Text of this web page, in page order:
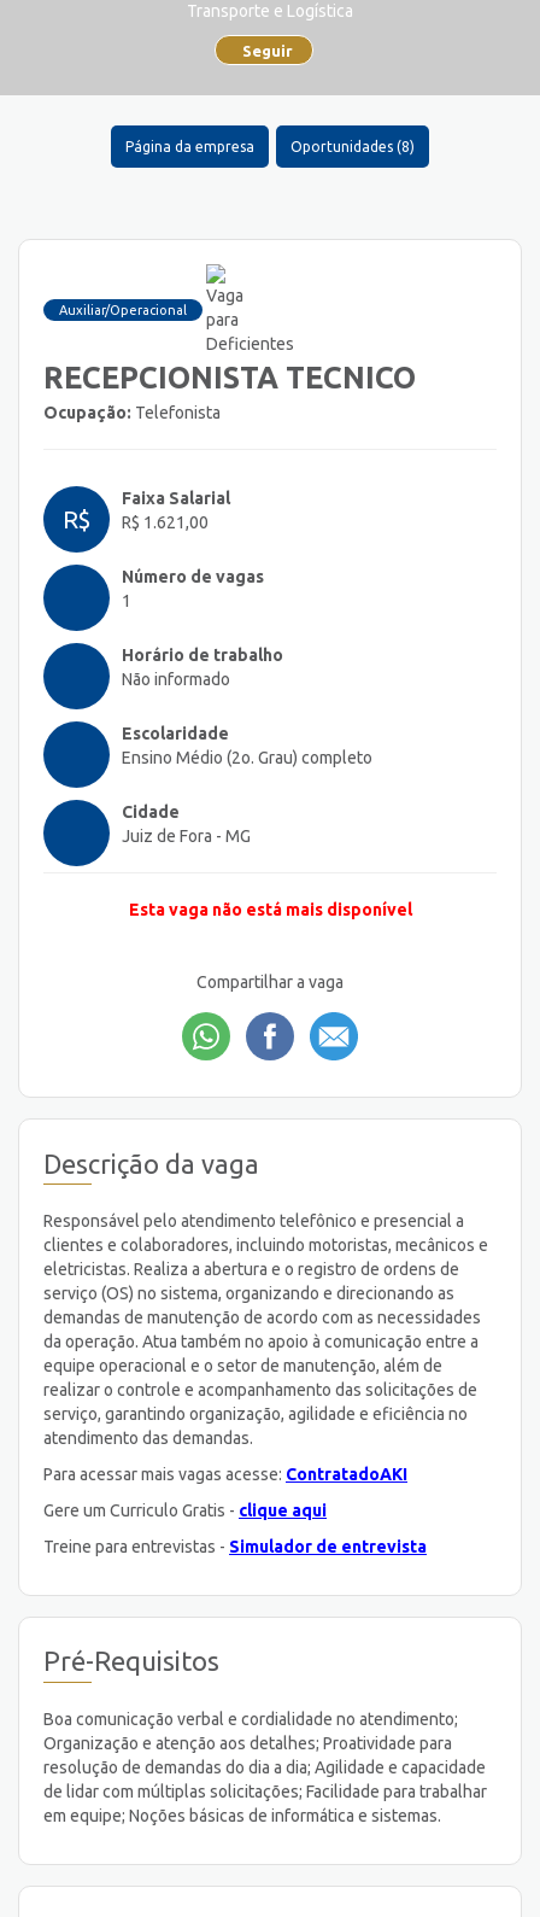
Transporte e Logística
Seguir
Página da empresa Oportunidades (8)
Auxiliar/Operacional
RECEPCIONISTA TECNICO
Ocupação: Telefonista
R$
Faixa Salarial
R$ 1.621,00
Número de vagas
1
Horário de trabalho
Não informado
Escolaridade
Ensino Médio (2o. Grau) completo
Cidade
Juiz de Fora - MG
Esta vaga não está mais disponível
Compartilhar a vaga
Descrição da vaga
Responsável pelo atendimento telefônico e presencial a
clientes e colaboradores, incluindo motoristas, mecânicos e
eletricistas. Realiza a abertura e o registro de ordens de
serviço (OS) no sistema, organizando e direcionando as
demandas de manutenção de acordo com as necessidades
da operação. Atua também no apoio à comunicação entre a
equipe operacional e o setor de manutenção, além de
realizar o controle e acompanhamento das solicitações de
serviço, garantindo organização, agilidade e eficiência no
atendimento das demandas.
Para acessar mais vagas acesse: ContratadoAKI
Gere um Curriculo Gratis - clique aqui
Treine para entrevistas - Simulador de entrevista
Pré-Requisitos
Boa comunicação verbal e cordialidade no atendimento;
Organização e atenção aos detalhes; Proatividade para
resolução de demandas do dia a dia; Agilidade e capacidade
de lidar com múltiplas solicitações; Facilidade para trabalhar
em equipe; Noções básicas de informática e sistemas.